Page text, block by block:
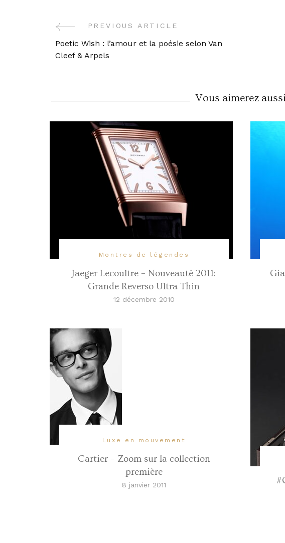
Post
Navigation
PREVIOUS ARTICLE
Poetic Wish : l’amour et la poésie selon Van
Cleef & Arpels
Vous aimerez
Montres de légendes
Jaeger Lecoultre – Nouveauté 2011:
Grande Reverso Ultra Thin
12 décembre 2010
Luxe en mouvement
Cartier – Zoom sur la collection
première
8 janvier 2011